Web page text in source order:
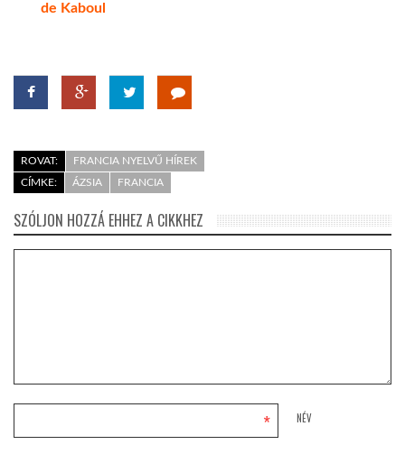
de Kaboul
ROVAT:
FRANCIA NYELVŰ HÍREK
CÍMKE:
ÁZSIA FRANCIA
SZÓLJON HOZZÁ EHHEZ A CIKKHEZ
NÉV
*